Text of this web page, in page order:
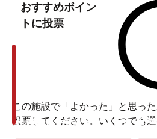
おすすめポイン
トに投票
この施設で「よかった」と思っ
投票してください。いくつでも選
投票ありがとうございます 投